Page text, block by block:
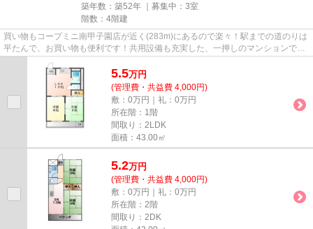
築年数：築52年 ｜募集中： 3室
階数：4階建
買い物もコープミニ南甲子園店が近く(283m)にあるので楽々！駅までの道のりは
平たんで、お買い物も便利です！共用設備も充実した、一押しのマンションで
す！西宮市エリアと阪神本線甲...
5.5万円
(管理費・共益費 4,000円)
敷：0万円｜礼：0万円
所在階：1階
間取り：2LDK
面積：43.00㎡
5.2万円
(管理費・共益費 4,000円)
敷：0万円｜礼：0万円
所在階：2階
間取り：2DK